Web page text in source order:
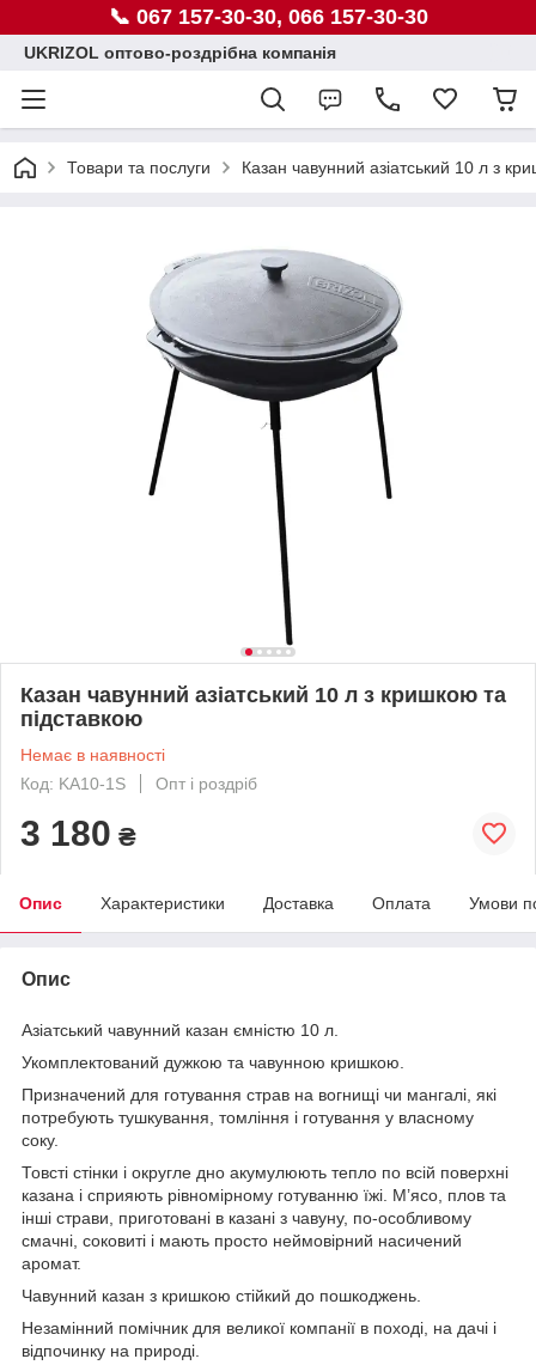
📞 067 157-30-30, 066 157-30-30
UKRIZOL оптово-роздрібна компанія
Товари та послуги Казан чавунний азіатський 10 л з
Казан чавунний азіатський 10 л з кришкою та
підставкою
Немає в наявності
Код: KA10-1S
Опт і роздріб
3 180 ₴
Опис Характеристики Доставка Оплата Умови
Опис
Азіатський чавунний казан ємністю 10 л.
Укомплектований дужкою та чавунною кришкою.
Призначений для готування страв на вогнищі чи мангалі, які
потребують тушкування, томління і готування у власному
соку.
Товсті стінки і округле дно акумулюють тепло по всій поверхні
казана і сприяють рівномірному готуванню їжі. М’ясо, плов та
інші страви, приготовані в казані з чавуну, по-особливому
смачні, соковиті і мають просто неймовірний насичений
аромат.
Чавунний казан з кришкою стійкий до пошкоджень.
Незамінний помічник для великої компанії в поході, на дачі і
відпочинку на природі.